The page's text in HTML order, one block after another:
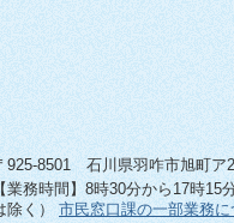
925-8501 石川県羽咋市旭町
【業務時間】8時30分から17時15
除く） 市民窓口課の一部業務に